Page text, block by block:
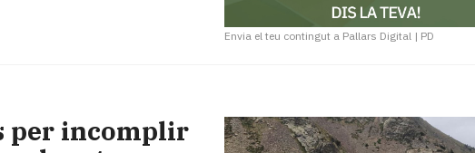
Envia el teu contingut a Pallars Digital | PD
per incomplir